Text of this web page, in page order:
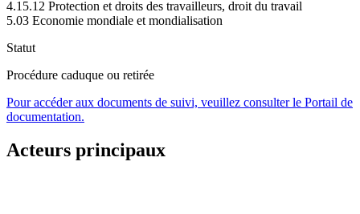
4.15.12 Protection et droits des travailleurs, droit du travail
5.03 Economie mondiale et mondialisation
Statut
Procédure caduque ou retirée
Pour accéder aux documents de suivi, veuillez consulter le Portail de
documentation.
Acteurs principaux